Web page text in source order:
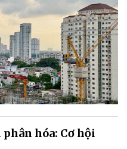
hóa: Cơ hội